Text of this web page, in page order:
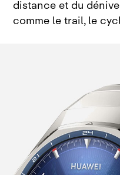
distance et du
comme le trail, le